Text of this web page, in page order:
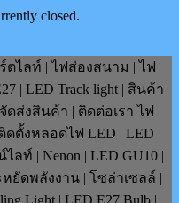
closed.
ไลท์ | ไฟส่องสนาม | ไฟ
| LED Track light | สินค้า
ส่งสินค้า | ติดต่อเรา ไฟ
ดตั้งหลอดไฟ LED | LED
ลท์ | Nenon | LED GU10 |
หยัดพลังงาน | โซล่าเซลล์ |
Light | LED E27 Bulb |